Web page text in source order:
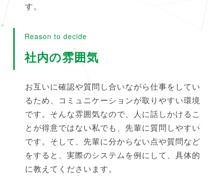
す。
Reason to decide
社内の雰囲気
お互いに確認や質問し合いながら仕事をしてい
るため、コミュニケーションが取りやすい環境
です。そんな雰囲気なので、人に話しかけるこ
とが得意ではない私でも、先輩に質問しやすい
です。そして、先輩に分からない点や質問など
をすると、実際のシステムを例にして、具体的
に教えてくださいます。